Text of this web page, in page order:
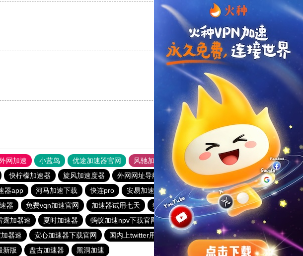
支持 [0] 反对 [0]
支持
网加速 小蓝鸟 优途加速器官网 风驰加速器
旋风加速器
快柠檬加速器 旋风加速度器 外网网址导航 软件中心 雷霆加速
狂飙加速器
器app 河马加速下载 快连pro 安易加速器永久免费版
黑洞加速噐
器 免费vqn加速官网 加速器试用七天 猎豹vp加速器官网 黑豹加速器
快鸭
霆加器速 夏时加速器 蚂蚁加速npv下载官网ios
暴雪vp永久免费加速器下载官网
器速 安心加速器下载官网 国内上twitter用什么加速器
xfcc旋风加速
新版 盘古加速器 黑洞加速